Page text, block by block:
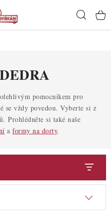
pomocníkem pro
vždy povedou. Vyberte si z
Prohlédněte si také naše
a formy na dorty.